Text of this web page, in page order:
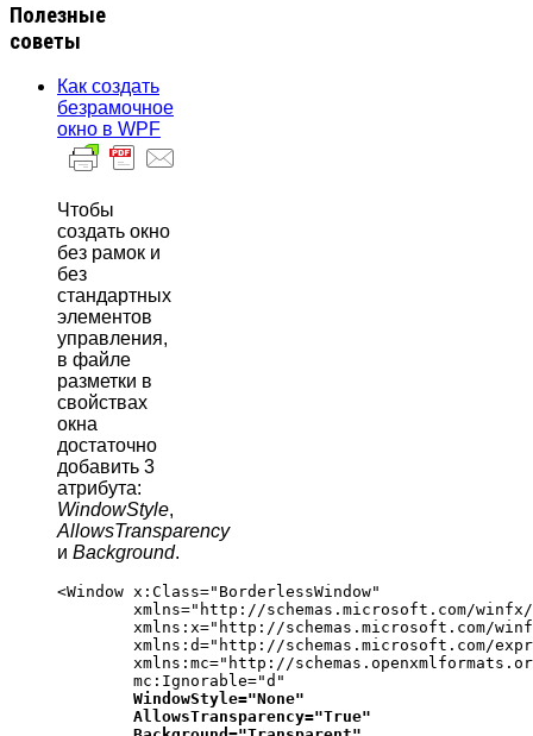
Полезные
советы
Как создать
безрамочное
окно в WPF
Чтобы
создать окно
без рамок и
без
стандартных
элементов
управления,
в файле
разметки в
свойствах
окна
достаточно
добавить 3
атрибута:
WindowStyle,
AllowsTransparency
и Background.
<Window x:Class="BorderlessWindow"
xmlns="http://schemas.microsoft.com/
xmlns:x="http://schemas.microsoft.com/
xmlns:d="http://schemas.microsoft.com/
xmlns:mc="http://
        mc:Ignorable="d"
WindowStyle="None"
AllowsTransparency="True"